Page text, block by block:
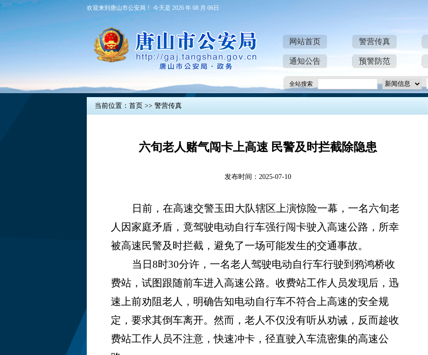
欢迎来到唐山市公安局！ 今天是 2026 年 08 月 06日
网站首页 警营传真
通知公告 预警防范
全站搜索
当前位置： 首页 >> 警营传真
六旬老人赌气闯卡上高速 民警及时拦截除隐患
发布时间：2025-07-10
日前，在高速交警玉田大队辖区上演惊险一幕，一名六旬老
人因家庭矛盾，竟驾驶电动自行车强行闯卡驶入高速公路，所幸
被高速民警及时拦截，避免了一场可能发生的交通事故。
当日 8时30分许，一名老人驾驶电动自行车行驶到鸦鸿桥收
费站，试图跟随前车进入高速公路。收费站工作人员发现后，迅
速上前劝阻老人，明确告知电动自行车不符合上高速的安全规
定，要求其倒车离开。然而，老人不仅没有听从劝诫，反而趁收
费站工作人员不注意，快速冲卡，径直驶入车流密集的高速公